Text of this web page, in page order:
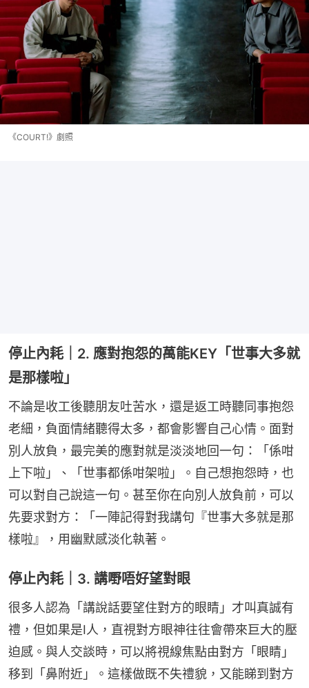
《COURT!》劇照
停止內耗｜2. 應對抱怨的萬能KEY「世事大多就
是那樣啦」
不論是收工後聽朋友吐苦水，還是返工時聽同事抱怨
老細，負面情緒聽得太多，都會影響自己心情。面對
別人放負，最完美的應對就是淡淡地回一句：「係咁
上下啦」、「世事都係咁架啦」。自己想抱怨時，也
可以對自己說這一句。甚至你在向別人放負前，可以
先要求對方：「一陣記得對我講句『世事大多就是那
樣啦』，用幽默感淡化執著。
停止內耗｜3. 講嘢唔好望對眼
很多人認為「講說話要望住對方的眼睛」才叫真誠有
禮，但如果是I人，直視對方眼神往往會帶來巨大的壓
迫感。與人交談時，可以將視線焦點由對方「眼睛」
移到「鼻附近」。這樣做既不失禮貌，又能睇到對方